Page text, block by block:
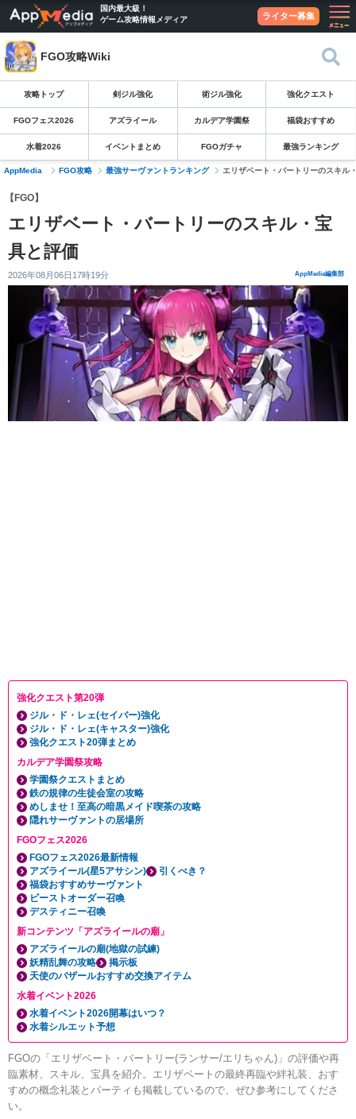
国内最大級！
ゲーム攻略情報メディア
ライター募集
FGO攻略Wiki
攻略トップ 剣ジル強化 術ジル強化 強化クエスト
FGOフェス2026 アズライール カルデア学園祭 福袋おすすめ
水着2026 イベントまとめ FGOガチャ 最強ランキング
AppMedia FGO攻略 最強サーヴァントランキング エリザベート・バートリーのスキル
【FGO】
エリザベート・バートリーのスキル・宝
具と評価
2026年08月06日17時19分 AppMedia編集部
強化クエスト第20弾
ジル・ド・レェ(セイバー)強化
ジル・ド・レェ(キャスター)強化
強化クエスト20弾まとめ
カルデア学園祭攻略
学園祭クエストまとめ
鉄の規律の生徒会室の攻略
めしませ！至高の暗黒メイド喫茶の攻略
隠れサーヴァントの居場所
FGOフェス2026
FGOフェス2026最新情報
アズライール(星5アサシン)
引くべき？
福袋おすすめサーヴァント
ビーストオーダー召喚
デスティニー召喚
新コンテンツ「アズライールの廟」
アズライールの廟(地獄の試練)
妖精乱舞の攻略
掲示板
天使のバザールおすすめ交換アイテム
水着イベント2026
水着イベント2026開幕はいつ？
水着シルエット予想
FGOの「エリザベート・バートリー(ランサー/エリちゃん)」の評価や再
臨素材、スキル、宝具を紹介。エリザベートの最終再臨や絆礼装、おす
すめの概念礼装とパーティも掲載しているので、ぜひ参考にしてくださ
い。